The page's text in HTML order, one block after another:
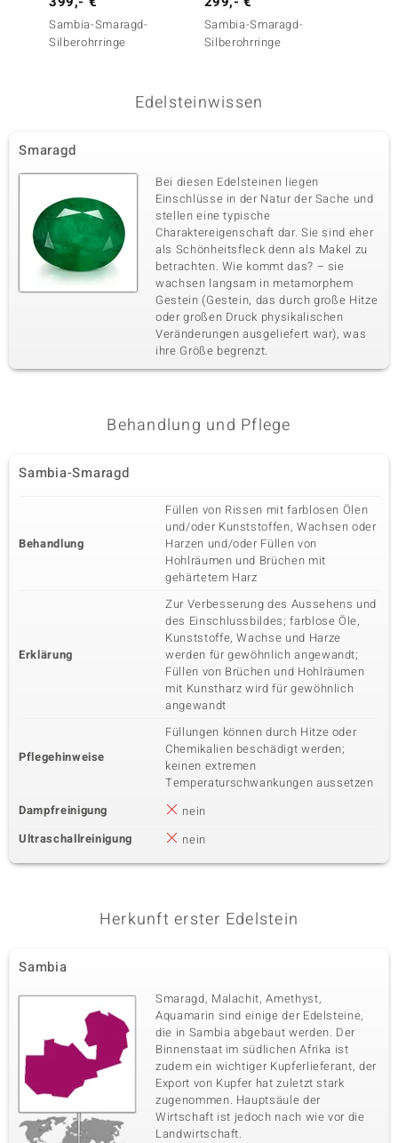
Karatgewicht Summe
0,389 ct
Schliff
Rundschliff
Fassung Herkunft
Sambia-Smaragd-
Silberohrringe
Sambia-Smaragd-
Silberohrringe
Edelsteinwissen
Smaragd
Bei diesen Edelsteinen liegen
Einschlüsse in der Natur der Sache und
stellen eine typische
Charaktereigenschaft dar. Sie sind eher
als Schönheitsfleck denn als Makel zu
betrachten. Wie kommt das? – sie
wachsen langsam in metamorphem
Gestein (Gestein, das durch große Hitze
oder großen Druck physikalischen
Veränderungen ausgeliefert war), was
ihre Größe begrenzt.
Behandlung und Pflege
Sambia-Smaragd
Behandlung
Füllen von Rissen mit farblosen Ölen
und/oder Kunststoffen, Wachsen oder
Harzen und/oder Füllen von
Hohlräumen und Brüchen mit
gehärtetem Harz
Erklärung
Zur Verbesserung des Aussehens und
des Einschlussbildes; farblose Öle,
Kunststoffe, Wachse und Harze
werden für gewöhnlich angewandt;
Füllen von Brüchen und Hohlräumen
mit Kunstharz wird für gewöhnlich
angewandt
Pflegehinweise
Füllungen können durch Hitze oder
Chemikalien beschädigt werden;
keinen extremen
Temperaturschwankungen aussetzen
Dampfreinigung
nein
Ultraschallreinigung
nein
Herkunft erster Edelstein
Sambia
Smaragd, Malachit, Amethyst,
Aquamarin sind einige der Edelsteine,
die in Sambia abgebaut werden. Der
Binnenstaat im südlichen Afrika ist
zudem ein wichtiger Kupferlieferant, der
Export von Kupfer hat zuletzt stark
zugenommen. Hauptsäule der
Wirtschaft ist jedoch nach wie vor die
Landwirtschaft.